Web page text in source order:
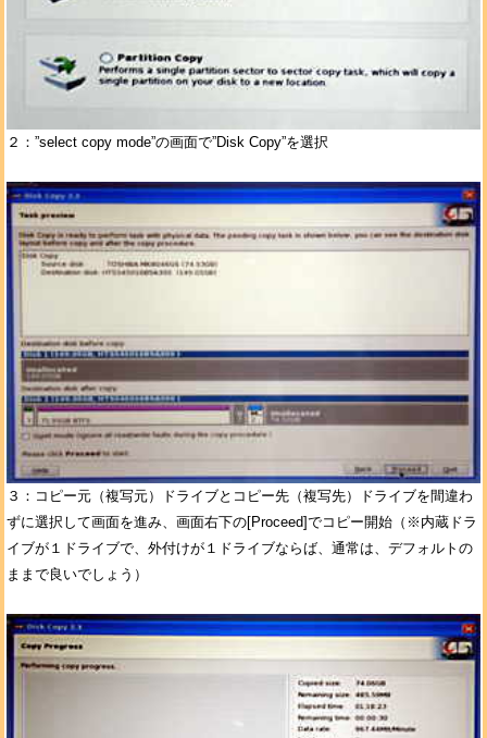
２：”select copy mode”の画面で”Disk Copy”を選択
３：コピー元（複写元）ドライブとコピー先（複写先）ドライブを間違わ
ずに選択して画面を進み、画面右下の[Proceed]でコピー開始（※内蔵ドラ
イブが１ドライブで、外付けが１ドライブならば、通常は、デフォルトの
ままで良いでしょう）